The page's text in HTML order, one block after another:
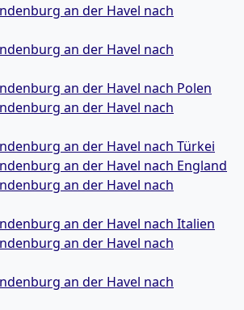
an der Havel nach
an der Havel nach
an der Havel nach Polen
an der Havel nach
an der Havel nach Türkei
an der Havel nach England
an der Havel nach
an der Havel nach Italien
an der Havel nach
an der Havel nach